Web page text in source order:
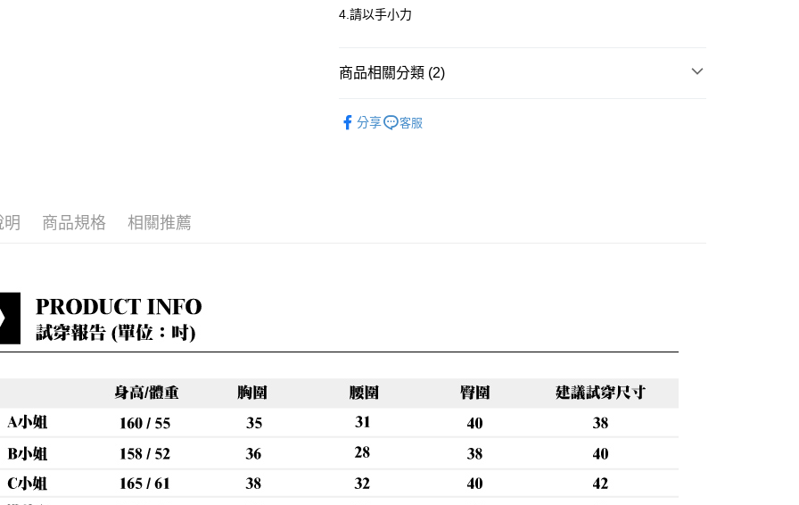
付款後全家取貨
付款後7-11取貨
宅配到府
4.請以手小力
商品相關分類 (2)
分享 客服
明 商品規格 相關推薦